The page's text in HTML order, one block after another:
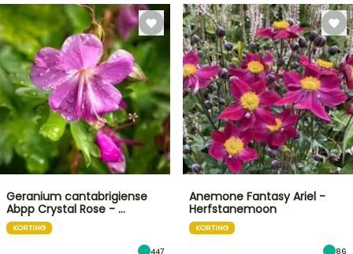
Geranium cantabrigiense
Abpp Crystal Rose - …
KORTING
447
Anemone Fantasy Ariel -
Herfstanemoon
KORTING
86